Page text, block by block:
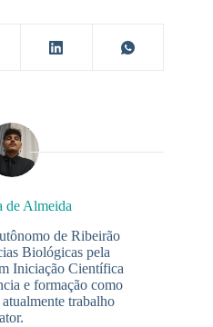
de Almeida
de Ribeirão
Biológicas pela
Iniciação Científica
e formação como
trabalho